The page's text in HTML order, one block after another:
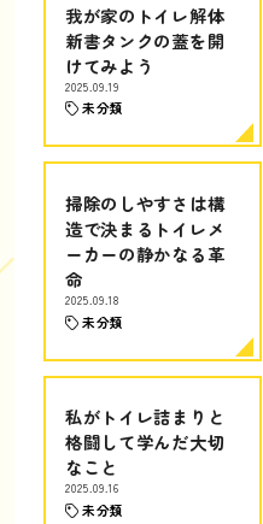
我が家のトイレ解体
新書タンクの蓋を開
けてみよう
2025.09.19
未分類
掃除のしやすさは構
造で決まるトイレメ
ーカーの静かなる革
命
2025.09.18
未分類
私がトイレ詰まりと
格闘して学んだ大切
なこと
2025.09.16
未分類